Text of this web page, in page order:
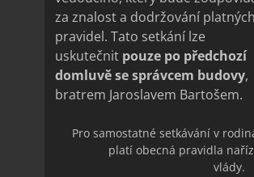
za znalost a dodržování
pravidel. Tato setkání lze
uskutečnit pouze po předchozí
domluvě se správcem budovy,
bratrem Jaroslavem Bartošem.
Pro samostatné setkávání v
platí obecná pravidla